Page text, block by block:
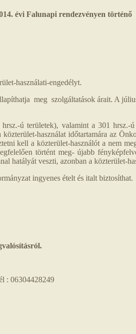
évi Falunapi rendezvényen
használati-engedélyt.
meg szolgáltatások árait. A
ú területek), valamint a 301 hrsz.-
használat időtartamára az
kell a közterület-használót a nem
történt meg- újabb
hatályát veszti, azonban a közterület-
ingyenes ételt és italt biztosíthat.
: 06304428249